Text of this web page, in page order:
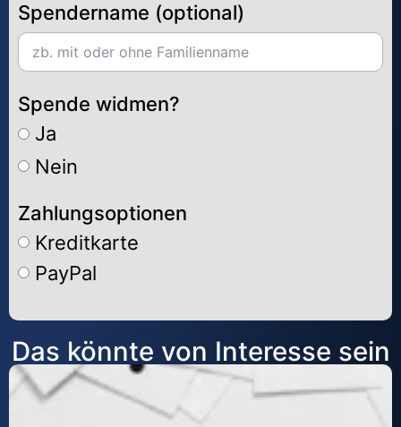
Spendername (optional)
Spende widmen?
Ja
Nein
Zahlungsoptionen
Kreditkarte
PayPal
Alternative:
Das könnte von Interesse sein